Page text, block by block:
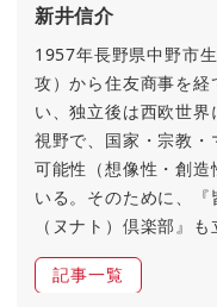
新井信介
1957年長野県中野市
攻）から住友商事を
い、独立後は西欧世
視野で、国家・宗教
可能性（想像性・創
いる。そのために、
（ヌナト）倶楽部』
記事一覧